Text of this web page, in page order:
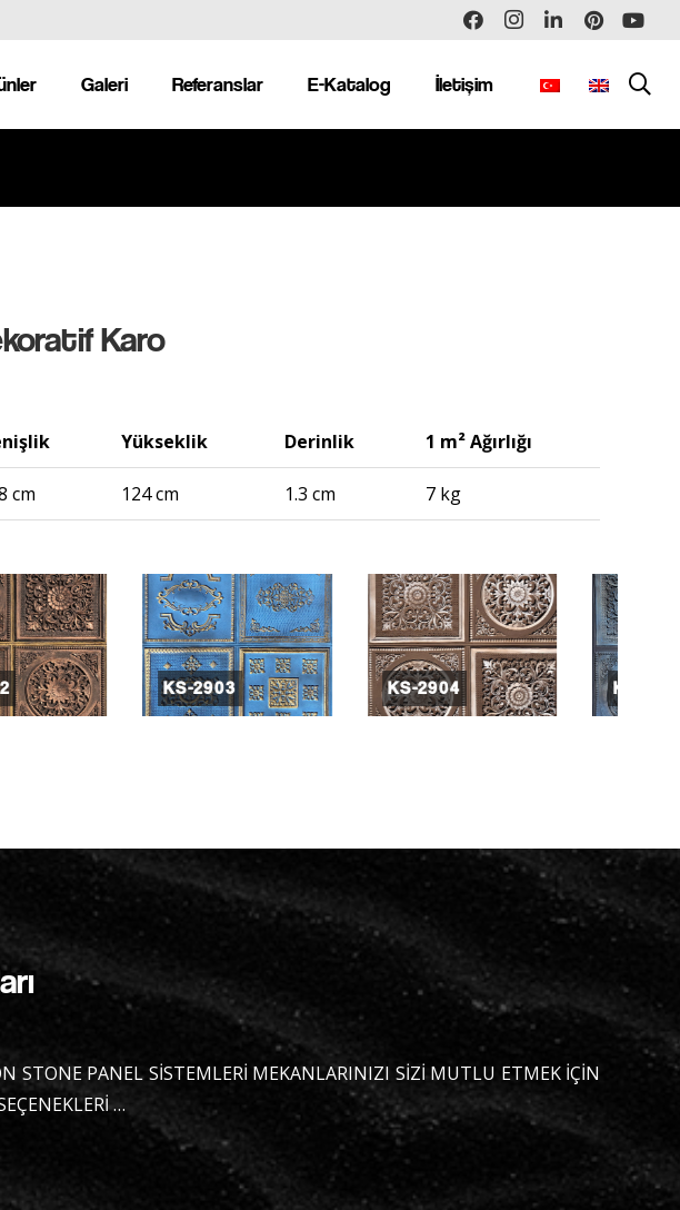
Galeri Referanslar E-Katalog İletişim
Karo
Yükseklik Derinlik 1 m² Ağırlığı
cm 124 cm 1.3 cm 7 kg
KS-2902 KS-2903 KS-2904
STONE PANEL SİSTEMLERİ MEKANLARINIZI SİZİ MUTLU ETMEK İÇİN
…